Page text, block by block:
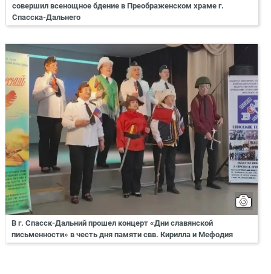
совершил всенощное бдение в Преображенском храме г.
Спасска-Дальнего
В г. Спасск-Дальний прошел концерт «Дни славянской
письменности» в честь дня памяти свв. Кирилла и Мефодия